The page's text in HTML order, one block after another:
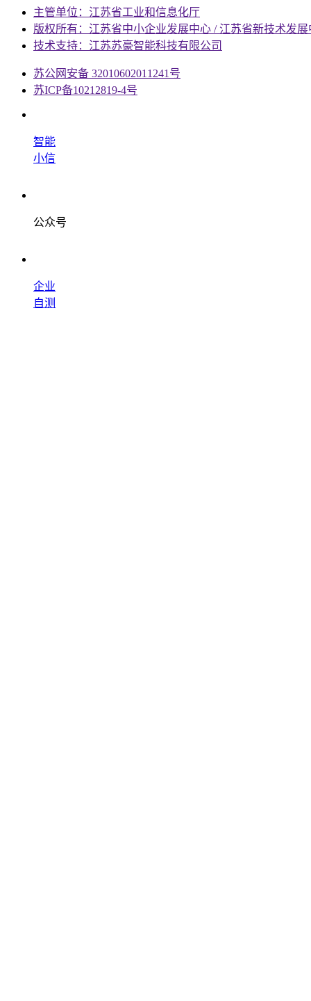
主管单位：江苏省工业和信息化厅
版权所有：江苏省中小企业发展中心 / 江苏省新技术发展
技术支持：江苏苏豪智能科技有限公司
苏公网安备 32010602011241号
苏ICP备10212819-4号
智能
小信
公众号
企业
自测